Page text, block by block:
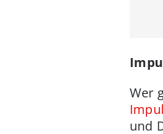
Wer
und